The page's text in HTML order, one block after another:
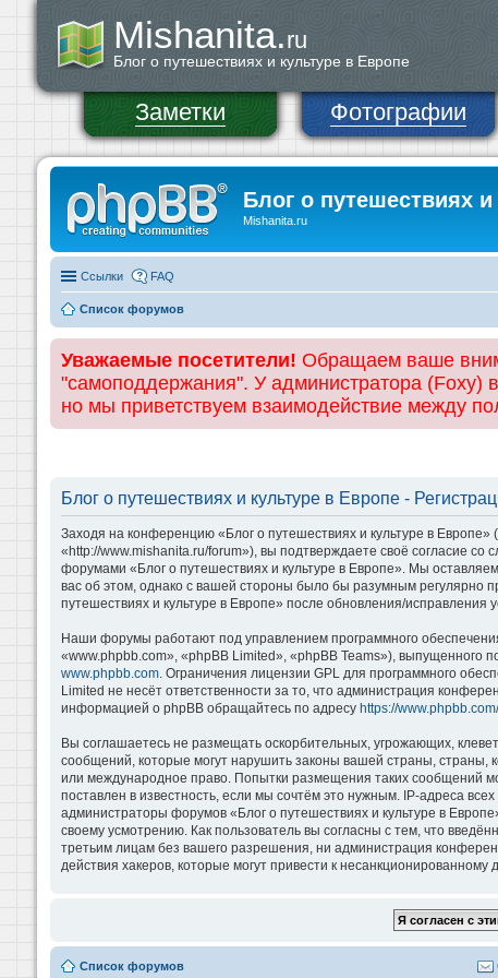
Mishanita.ru
Блог о путешествиях и культуре в Европе
Заметки Фотографии
Блог о путешествиях
Mishanita.ru
Ссылки FAQ
Список форумов
Уважаемые посетители! Обращаем ваше
"самоподдержания". У администратора (Foxy)
но мы приветствуем взаимодействие между
Блог о путешествиях и культуре в Европе -
Заходя на конференцию «Блог о путешествиях и культуре в
«http://www.mishanita.ru/forum»), вы подтверждаете своё согласие
форумами «Блог о путешествиях и культуре в Европе». Мы
вас об этом, однако с вашей стороны было бы разумным регулярно
путешествиях и культуре в Европе» после обновления/исправления
Наши форумы работают под управлением программного
«www.phpbb.com», «phpBB Limited», «phpBB Teams»), выпущенного
www.phpbb.com. Ограничения лицензии GPL для программного
Limited не несёт ответственности за то, что администрация
информацией о phpBB обращайтесь по адресу https://www.phpbb.com/
Вы соглашаетесь не размещать оскорбительных, угрожающих,
сообщений, которые могут нарушить законы вашей страны, страны,
или международное право. Попытки размещения таких сообщений
поставлен в известность, если мы сочтём это нужным. IP-адреса
администраторы форумов «Блог о путешествиях и культуре в
своему усмотрению. Как пользователь вы согласны с тем, что
третьим лицам без вашего разрешения, ни администрация
действия хакеров, которые могут привести к несанкционированному
Список форумов